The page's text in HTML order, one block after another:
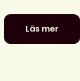
Läs mer
Digitala
dialoger: